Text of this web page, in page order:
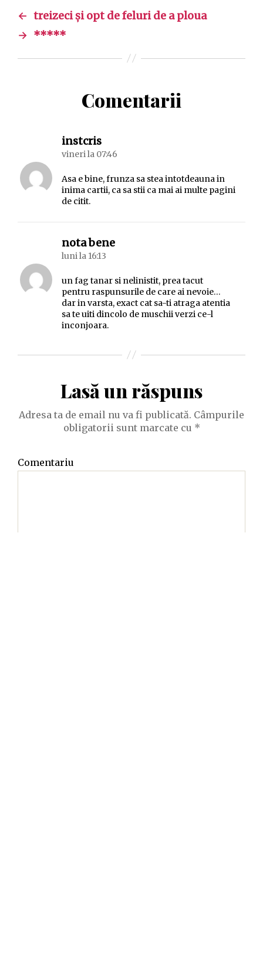
← treizeci și opt de feluri de a ploua
→ *****
Comentarii
instcrisspune:
vineri la 07:46
Asa e bine, frunza sa stea intotdeauna in
inima cartii, ca sa stii ca mai ai multe pagini
de citit.
nota benespune:
luni la 16:13
un fag tanar si nelinistit, prea tacut
pentru raspunsurile de care ai nevoie…
dar in varsta, exact cat sa-ti atraga atentia
sa te uiti dincolo de muschii verzi ce-l
inconjoara.
Lasă un răspuns
Adresa ta de email nu va fi publicată. Câmpurile
obligatorii sunt marcate cu *
Comentariu